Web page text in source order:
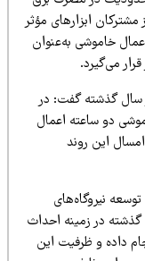
ابزارهای مؤثر
به‌عنوان
گفت: در
ساعته اعمال
روند
نیروگاه‌های
در زمینه احداث
و ظرفیت این